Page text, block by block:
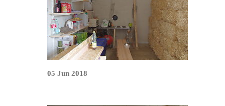
05 Jun 2018